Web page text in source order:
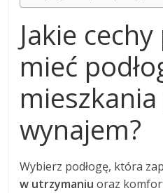
Jakie
mieć
wynajem?
Wybierz podłogę, która
w utrzymaniu oraz